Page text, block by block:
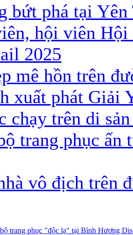
bứt phá tại
hội viên
2025
mê hồn trên
xuất phát Giải
chạy trên di
trang phục
vô địch trên
trang phục "độc lạ" tại Bình Hương